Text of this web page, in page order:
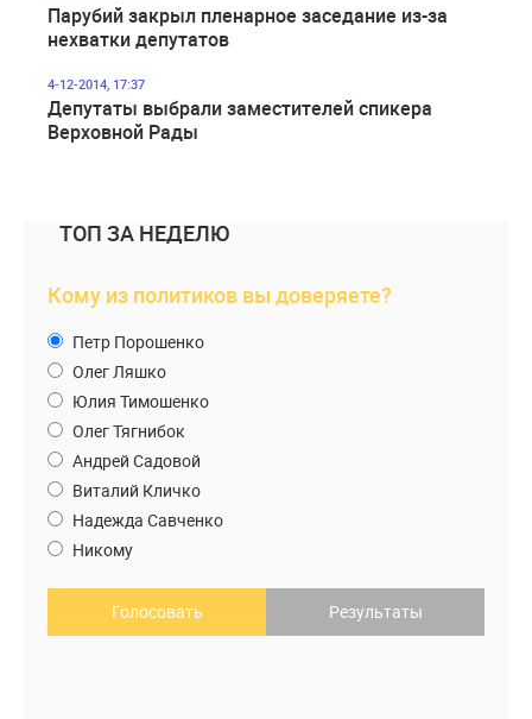
Парубий закрыл пленарное заседание из-за
нехватки депутатов
4-12-2014, 17:37
Депутаты выбрали заместителей спикера
Верховной Рады
ТОП ЗА НЕДЕЛЮ
Кому из политиков вы доверяете?
Петр Порошенко
Олег Ляшко
Юлия Тимошенко
Олег Тягнибок
Андрей Садовой
Виталий Кличко
Надежда Савченко
Никому
Голосовать Результаты